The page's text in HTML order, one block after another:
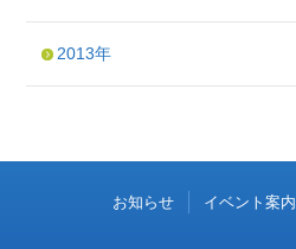
2013年
お知らせ イベント案内